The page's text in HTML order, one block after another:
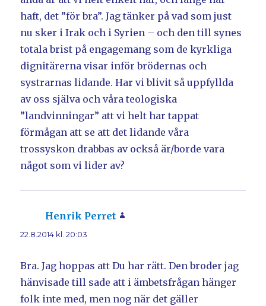
haft, det ”för bra”. Jag tänker på vad som just
nu sker i Irak och i Syrien – och den till synes
totala brist på engagemang som de kyrkliga
dignitärerna visar inför brödernas och
systrarnas lidande. Har vi blivit så uppfyllda
av oss själva och våra teologiska
”landvinningar” att vi helt har tappat
förmågan att se att det lidande våra
trossyskon drabbas av också är/borde vara
något som vi lider av?
Henrik Perret
22.8.2014 kl. 20:03
Bra. Jag hoppas att Du har rätt. Den broder jag
hänvisade till sade att i ämbetsfrågan hänger
folk inte med, men nog när det gäller